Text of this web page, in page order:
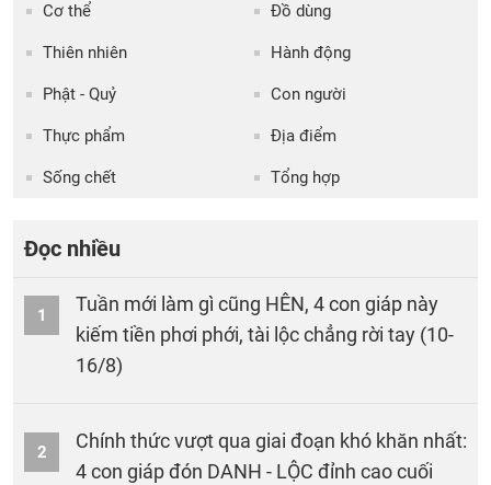
Cơ thể Đồ dùng
Thiên nhiên Hành động
Phật - Quỷ Con người
Thực phẩm Địa điểm
Sống chết Tổng hợp
Đọc nhiều
1
Tuần mới làm gì cũng HÊN, 4 con giáp này
kiếm tiền phơi phới, tài lộc chẳng rời tay (10-
16/8)
2
Chính thức vượt qua giai đoạn khó khăn nhất:
4 con giáp đón DANH - LỘC đỉnh cao cuối